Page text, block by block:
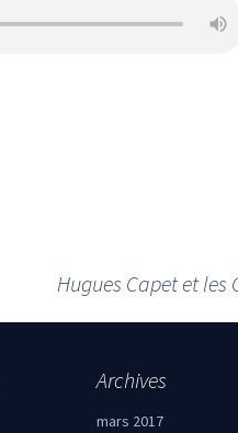
Hugues Capet et les
Archives
mars 2017